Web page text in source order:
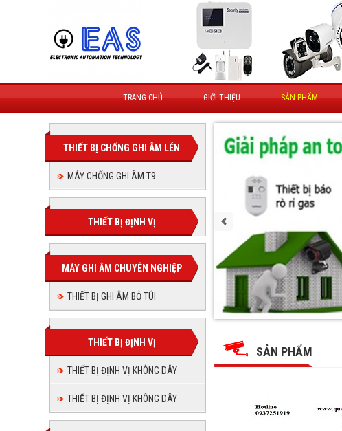
TRANG CHỦ GIỚI THIỆU SẢN PHẨM
THIẾT BỊ CHỐNG GHI ÂM LÉN
MÁY CHỐNG GHI ÂM T9
THIẾT BỊ ĐỊNH VỊ
MÁY GHI ÂM CHUYÊN NGHIỆP
THIẾT BỊ GHI ÂM BỎ TÚI
THIẾT BỊ ĐỊNH VỊ
THIẾT BỊ ĐỊNH VỊ KHÔNG DÂY
THIẾT BỊ ĐỊNH VỊ KHÔNG DÂY
DS-
2CV1021G0-
DS-
2CV1021G0-
IDW1(D)
DS-
2CV1021G0-
IDW1(D)
DS-
2CV1021G0-
IDW1(D)
DS-
IDW1(D)
DS-
IDW1(D)
SẢN PHẨM